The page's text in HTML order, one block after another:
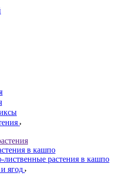
в кашпо
лиственные растения в кашпо
ягод